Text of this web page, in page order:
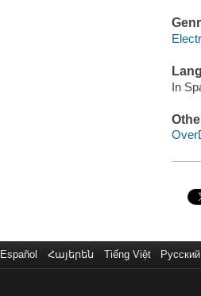
In
Español Հայերեն Tiếng Việt Русский